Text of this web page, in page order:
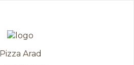
Pizza Arad